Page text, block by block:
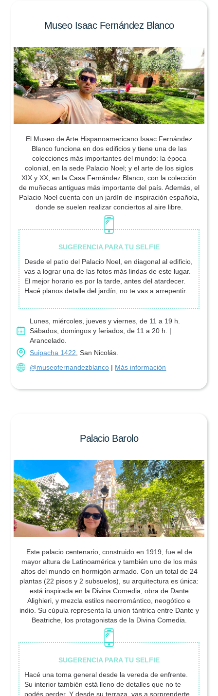
Museo Isaac Fernández Blanco
El Museo de Arte Hispanoamericano Isaac Fernández
Blanco funciona en dos edificios y tiene una de las
colecciones más importantes del mundo: la época
colonial, en la sede Palacio Noel; y el arte de los siglos
XIX y XX, en la Casa Fernández Blanco, con la colección
de muñecas antiguas más importante del país. Además, el
Palacio Noel cuenta con un jardín de inspiración española,
donde se suelen realizar conciertos al aire libre.
Desde el patio del Palacio Noel, en diagonal al edificio,
vas a lograr una de las fotos más lindas de este lugar.
El mejor horario es por la tarde, antes del atardecer.
Hacé planos detalle del jardín, no te vas a arrepentir.
Lunes, miércoles, jueves y viernes, de 11 a 19 h.
Sábados, domingos y feriados, de 11 a 20 h. |
Arancelado.
Suipacha 1422, San Nicolás.
@museofernandezblanco | Más información
Palacio Barolo
Este palacio centenario, construido en 1919, fue el de
mayor altura de Latinoamérica y también uno de los más
altos del mundo en hormigón armado. Con un total de 24
plantas (22 pisos y 2 subsuelos), su arquitectura es única:
está inspirada en la Divina Comedia, obra de Dante
Alighieri, y mezcla estilos neorromántico, neogótico e
indio. Su cúpula representa la union tántrica entre Dante y
Beatriche, los protagonistas de la Divina Comedia.
Hacé una toma general desde la vereda de enfrente.
Su interior también está lleno de detalles que no te
podés perder. Y desde su terraza, vas a sorprenderte